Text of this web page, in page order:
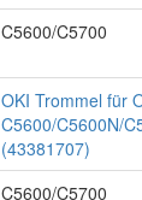
C5600/C5700
OKI Trommel für
C5600/C5600N/
(43381707)
C5600/C5700